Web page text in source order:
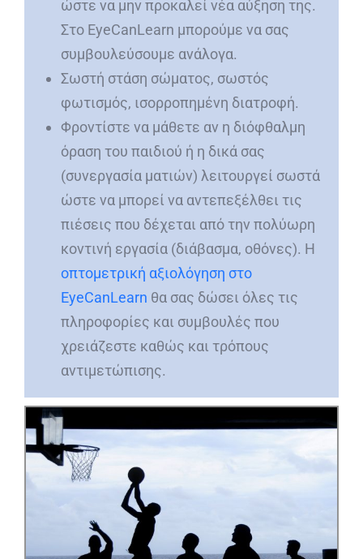
ώστε να μην προκαλεί νέα αύξηση της.
Στο EyeCanLearn μπορούμε να σας
συμβουλεύσουμε ανάλογα.
Σωστή στάση σώματος, σωστός
φωτισμός, ισορροπημένη διατροφή.
Φροντίστε να μάθετε αν η διόφθαλμη
όραση του παιδιού ή η δικά σας
(συνεργασία ματιών) λειτουργεί σωστά
ώστε να μπορεί να αντεπεξέλθει τις
πιέσεις που δέχεται από την πολύωρη
κοντινή εργασία (διάβασμα, οθόνες). Η
οπτομετρική αξιολόγηση στο
EyeCanLearn θα σας δώσει όλες τις
πληροφορίες και συμβουλές που
χρειάζεστε καθώς και τρόπους
αντιμετώπισης.